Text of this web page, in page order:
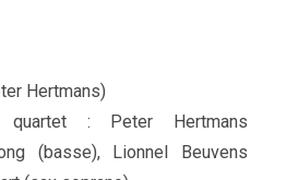
Hertmans)
: Peter Hertmans
(basse), Lionnel Beuvens